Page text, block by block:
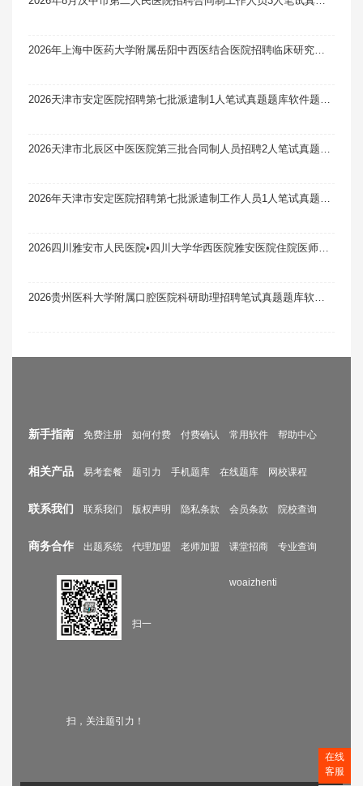
新手指南 免费注册 如何付费 付费确认 常用软件 帮助中心
相关产品 易考套餐 题引力 手机题库 在线题库 网校课程
联系我们 联系我们 版权声明 隐私条款 会员条款 院校查询
商务合作 出题系统 代理加盟 老师加盟 课堂招商 专业查询
扫一
扫，关注题引力！
woaizhenti
在线
客服